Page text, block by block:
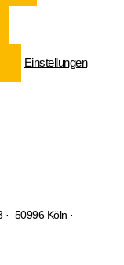
Einstellungen
· 50996 Köln ·